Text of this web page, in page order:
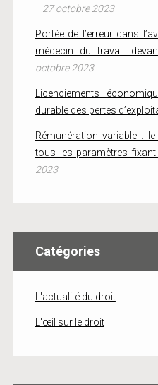
27 octobre 2023
Portée de l’erreur dans
médecin du travail
octobre 2023
Licenciements
durable des pertes
Rémunération variable :
tous les paramètres fixant
2023
Catégories
L'actualité du droit
L'œil sur le droit